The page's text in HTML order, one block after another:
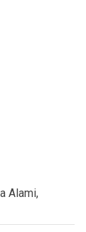
Alami,